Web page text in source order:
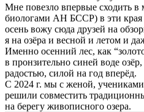
Мне повезло впервые сходить
биологами АН БССР) в эти края
осень вожу сюда друзей на
я на озёра и весной и летом и
Именно осенний лес, как
в пронзительно синей воде
радостью, силой на год вперёд.
С 2024 г. мы с женой,
решили совместить
на берегу живописного озера.